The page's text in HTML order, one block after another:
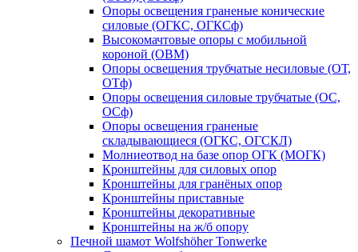
Опоры освещения граненые конические
силовые (ОГКС, ОГКСф)
Высокомачтовые опоры с мобильной
короной (ОВМ)
Опоры освещения трубчатые несиловые (ОТ,
ОТф)
Опоры освещения силовые трубчатые (ОС,
ОСф)
Опоры освещения граненые
складывающиеся (ОГКС, ОГСКЛ)
Молниеотвод на базе опор ОГК (МОГК)
Кронштейны для силовых опор
Кронштейны для гранёных опор
Кронштейны приставные
Кронштейны декоративные
Кронштейны на ж/б опору
Печной шамот Wolfshöher Tonwerke